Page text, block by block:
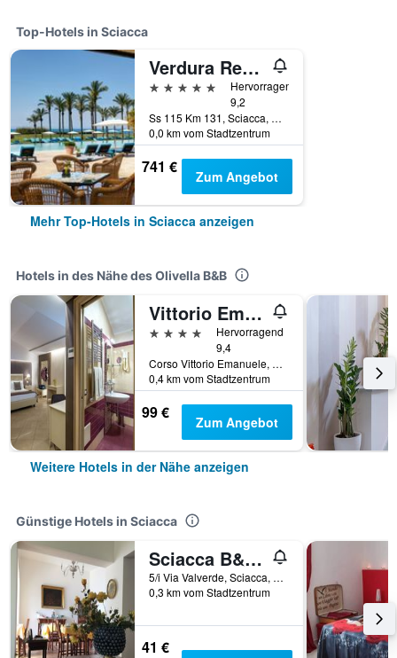
Top-Hotels in Sciacca
Verdura Resort
5 Sterne
Hervorragend
9,2
Ss 115 Km 131, Sciacca, Sizilien, Italien
0,0 km vom Stadtzentrum
741 € Zum Angebot
Mehr Top-Hotels in Sciacca anzeigen
Hotels in des Nähe des Olivella B&B
Vittorio Emanuele Boutique Hotel
4 Sterne
Hervorragend
9,4
Corso Vittorio Emanuele, 210, Sciacca, Sizilien, Italien
0,4 km vom Stadtzentrum
99 € Zum Angebot
Weitere Hotels in der Nähe anzeigen
Günstige Hotels in Sciacca
Sciacca B&B natoli
5/i Via Valverde, Sciacca, Sizilien, Italien
0,3 km vom Stadtzentrum
41 €